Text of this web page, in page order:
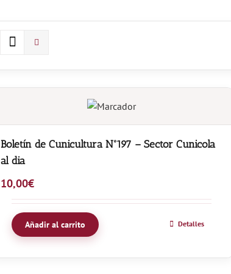
Boletín de Cunicultura Nº197 – Sector Cunicola
al dia
10,00€
Añadir al carrito Detalles